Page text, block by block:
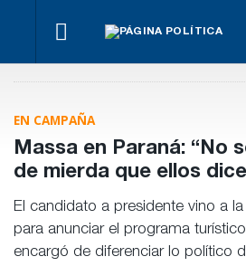
El
oficialismo
la reforma
con el
Para Bahl,
gestión
pública
EN CAMPAÑA
Massa en Paraná: “No
de mierda que ellos
El candidato a presidente vino a
para anunciar el programa
encargó de diferenciar lo político